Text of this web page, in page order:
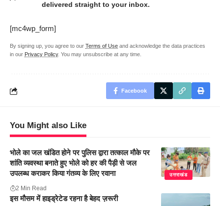
delivered straight to your inbox.
[mc4wp_form]
By signing up, you agree to our Terms of Use and acknowledge the data practices
in our Privacy Policy. You may unsubscribe at any time.
Facebook
You Might also Like
उत्तराखंड
भोले का जल खंडित होने पर पुलिस द्वारा तत्काल मौके पर
शांति व्यवस्था बनाते हुए भोले को हर की पैड़ी से जल
उपलब्ध कराकर किया गंतव्य के लिए रवाना
2 Min Read
इस मौसम में हाइड्रेटेड रहना है बेहद ज़रूरी